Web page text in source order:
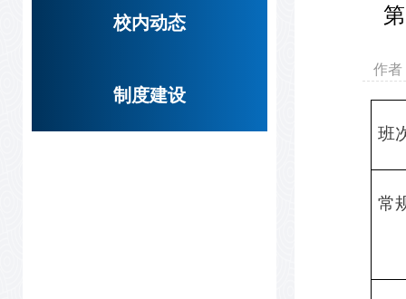
校内动态
制度建设
作
班
常